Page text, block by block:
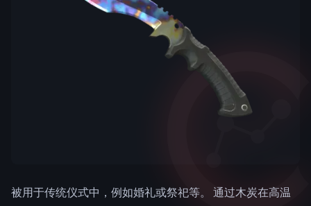
被用于传统仪式中，例如婚礼或祭祀等。 通过木炭在高温